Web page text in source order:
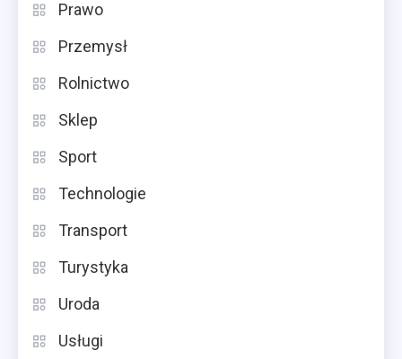
Prawo
Przemysł
Rolnictwo
Sklep
Sport
Technologie
Transport
Turystyka
Uroda
Usługi